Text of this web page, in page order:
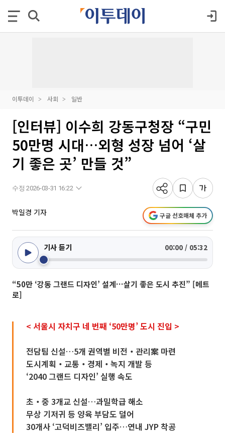
이투데이 사회 일반
[인터뷰] 이수희 강동구청장 “구민
50만명 시대…외형 성장 넘어 ‘살
기 좋은 곳’ 만들 것”
수정 2026-03-31 16:22
박일경 기자 구글 선호매체 추가
기사 듣기 00:00 / 05:32
“50만 ‘강동 그랜드 디자인’ 설계…살기 좋은 도시 추진” [메트
로]
< 서울시 자치구 네 번째 ‘50만명’ 도시 진입 >
전담팀 신설…5개 권역별 비전‧관리案 마련
도시계획‧교통‧경제‧녹지 개발 등
‘2040 그랜드 디자인’ 실행 속도
초‧중 3개교 신설…과밀학급 해소
무상 기저귀 등 양육 부담도 덜어
30개사 ‘고덕비즈밸리’ 입주…연내 JYP 착공